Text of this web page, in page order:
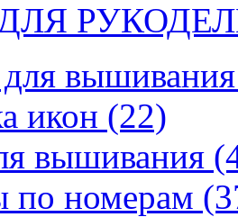
икон (22)
вышивания
по номерам